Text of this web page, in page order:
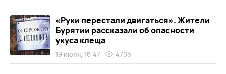
«Руки перестали двигаться». Жители
Бурятии рассказали об опасности
укуса клеща
19 июля, 16:47 4705